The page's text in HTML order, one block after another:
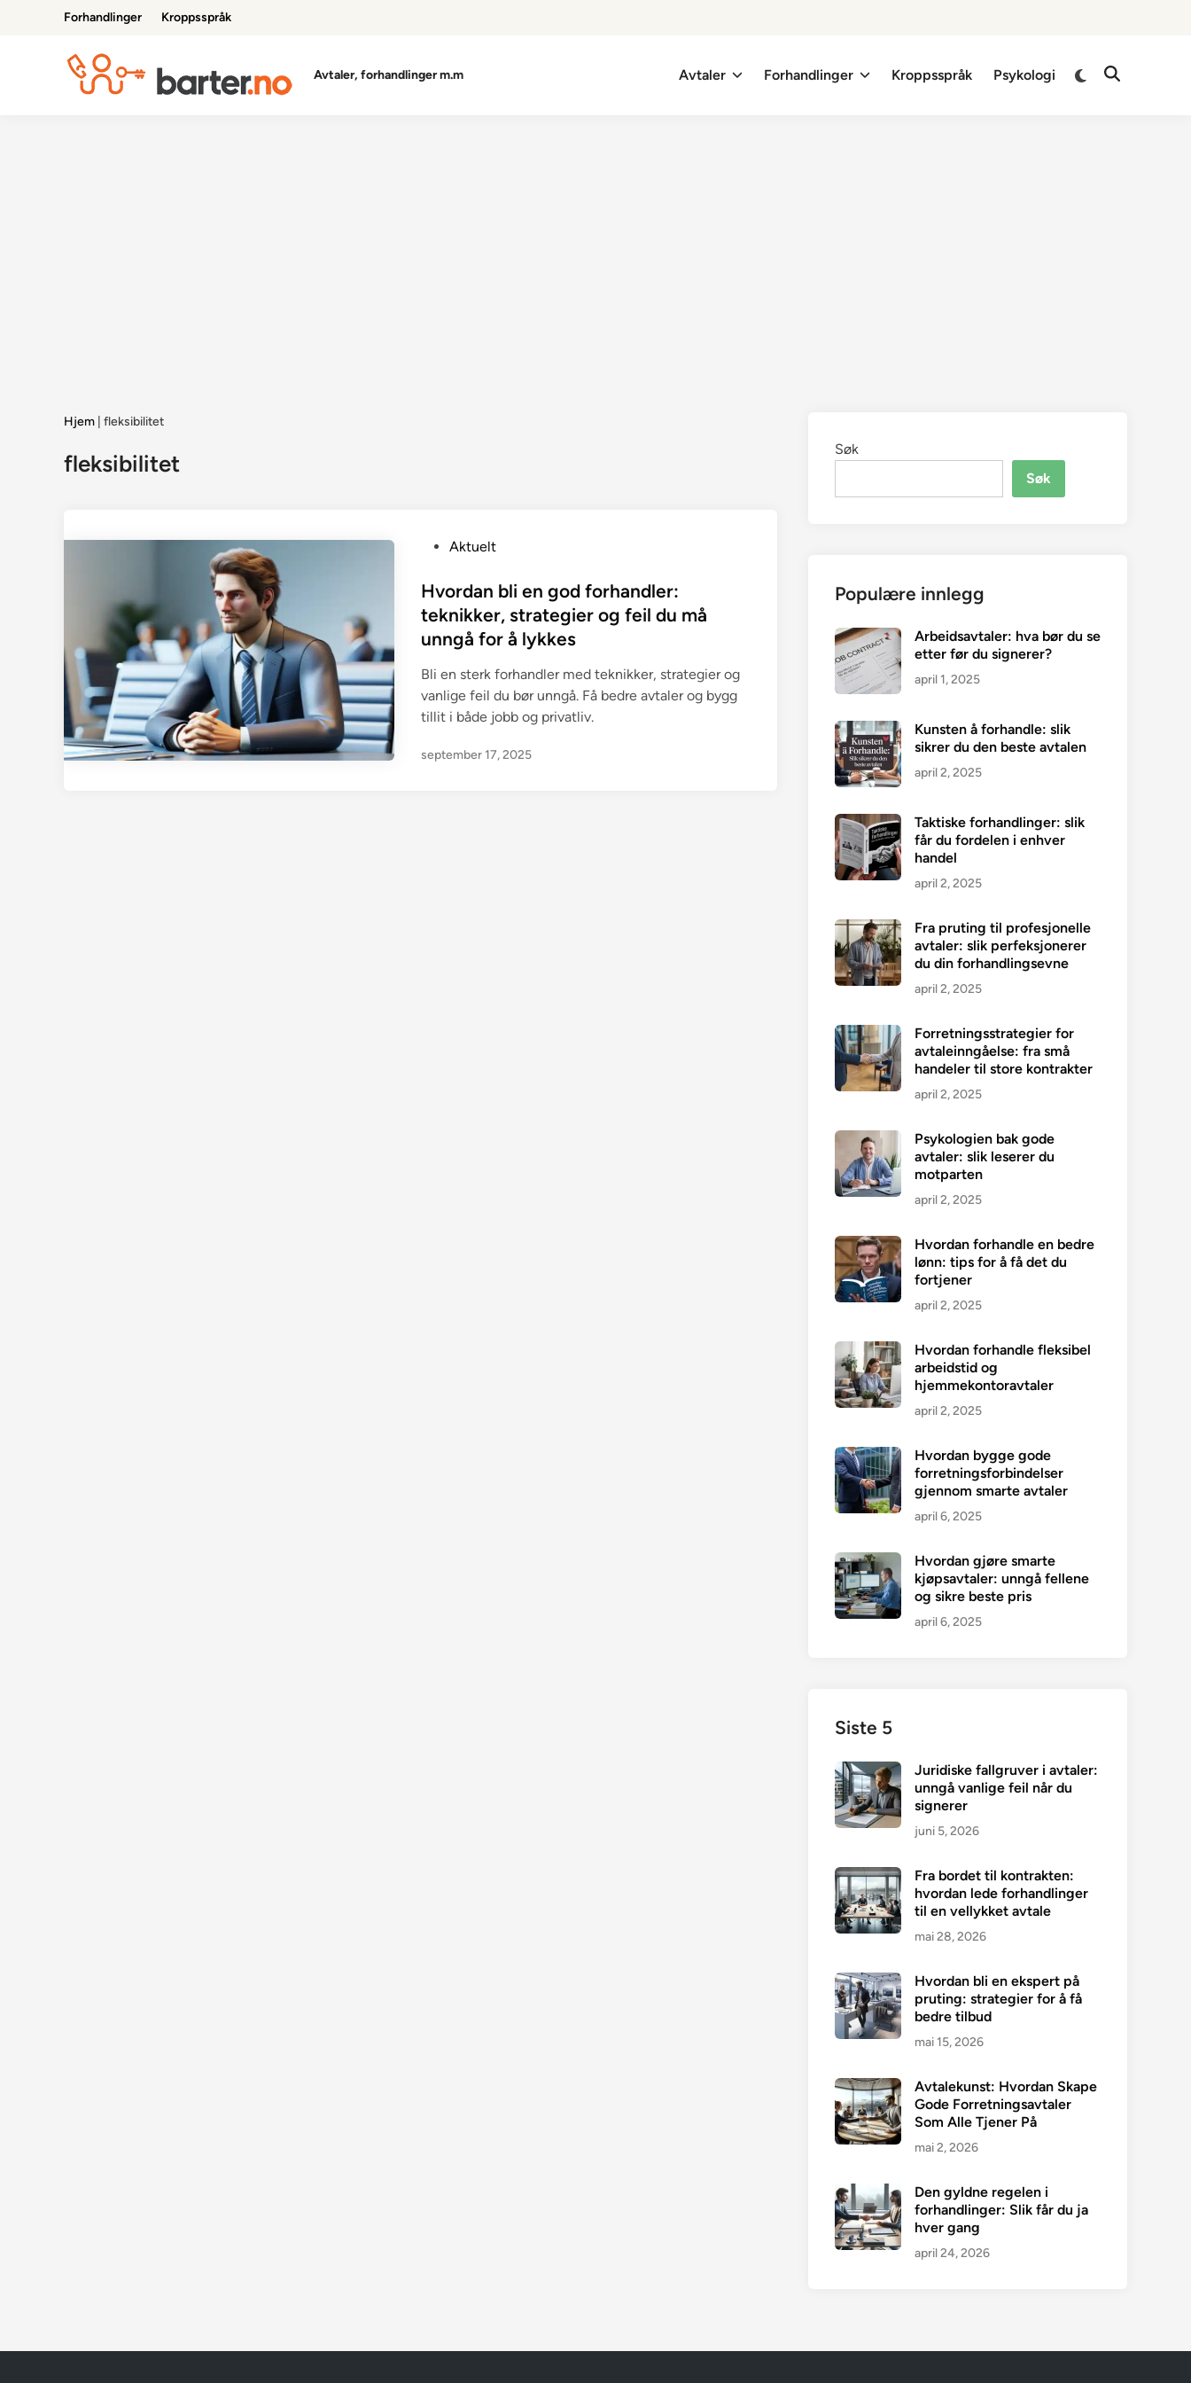
Forhandlinger Kroppsspråk
Avtaler, forhandlinger m.m Avtaler Forhandlinger Kroppsspråk Psykologi
Switch
Open
Hjem fleksibilitet
fleksibilitet
s
t
d
i
n
Aktuelt
Hvordan bli en god forhandler:
teknikker, strategier og feil du må
unngå for å lykkes
Bli en sterk forhandler med teknikker, strategier og
vanlige feil du bør unngå. Få bedre avtaler og bygg
tillit i både jobb og privatliv.
september 17, 2025
Søk
Søk
Populære innlegg
Arbeidsavtaler: hva bør du se
etter før du signerer?
april 1, 2025
Kunsten å forhandle: slik
sikrer du den beste avtalen
april 2, 2025
Taktiske forhandlinger: slik
får du fordelen i enhver
handel
april 2, 2025
Fra pruting til profesjonelle
avtaler: slik perfeksjonerer
du din forhandlingsevne
april 2, 2025
Forretningsstrategier for
avtaleinngåelse: fra små
handeler til store kontrakter
april 2, 2025
Psykologien bak gode
avtaler: slik leserer du
motparten
april 2, 2025
Hvordan forhandle en bedre
lønn: tips for å få det du
fortjener
april 2, 2025
Hvordan forhandle fleksibel
arbeidstid og
hjemmekontoravtaler
april 2, 2025
Hvordan bygge gode
forretningsforbindelser
gjennom smarte avtaler
april 6, 2025
Hvordan gjøre smarte
kjøpsavtaler: unngå fellene
og sikre beste pris
april 6, 2025
Siste 5
Juridiske fallgruver i avtaler:
unngå vanlige feil når du
signerer
juni 5, 2026
Fra bordet til kontrakten:
hvordan lede forhandlinger
til en vellykket avtale
mai 28, 2026
Hvordan bli en ekspert på
pruting: strategier for å få
bedre tilbud
mai 15, 2026
Avtalekunst: Hvordan Skape
Gode Forretningsavtaler
Som Alle Tjener På
mai 2, 2026
Den gyldne regelen i
forhandlinger: Slik får du ja
hver gang
april 24, 2026